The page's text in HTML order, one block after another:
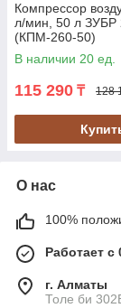
Компрессор
л/мин, 50 л ЗУБР
(КПМ-260-50)
В наличии 20 ед.
115 290 ₸ 128
О нас
100%
Работает с
г. Алматы
Толе би